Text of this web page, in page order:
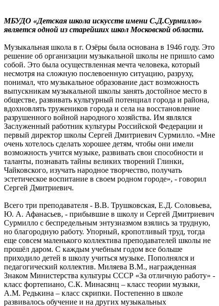
МБУДО «Детская школа искусств имени С.Д.Сурмилло»
является одной из старейших школ Московской области.
Музыкальная школа в г. Озёры была основана в 1946 году. Это
решение об организации музыкальной школы не пришло само
собой. Это была осуществленная мечта человека, который
несмотря на сложную послевоенную ситуацию, разруху,
понимал, что музыкальное образование даст возможность
выпускникам музыкальной школы занять достойное место в
обществе, развивать культурный потенциал города и района,
вдохновлять тружеников города и села на восстановление
разрушенного войной народного хозяйства. Им являлся
Заслуженный работник культуры Российской Федерации и
первый директор школы Сергей Дмитриевич Сурмилло. «Мне
очень хотелось сделать хорошее детям, чтобы они имели
возможность учится музыке, развивать свои способности и
таланты, познавать тайны великих творений Глинки,
Чайковского, изучать народное творчество, получать
эстетическое воспитание в своем родном городе», - говорил
Сергей Дмитриевич.
Всего три преподавателя - В.В. Трушковская, Е.Д. Соловьева,
Ю. А. Афанасьев, - прибывшие в школу и Сергей Дмитриевич
Сурмилло с беспредельным энтузиазмом взялись за трудную,
но благородную работу. Упорный, кропотливый труд, тогда
еще совсем маленького коллектива преподавателей школы не
прошёл даром. С каждым учебным годом все больше
приходило детей в школу учиться музыке. Пополнялся и
педагогический коллектив. Миляева В.М., награжденная
Знаком Министерства культуры СССР «За отличную работу» -
класс фортепиано, С.К. Минасянц – класс теории музыки,
А.М. Редькина – класс скрипки. Постепенно в школе
развивалось обучение и на других музыкальных